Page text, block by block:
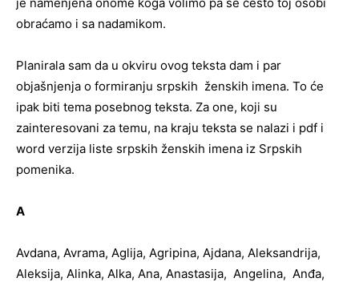
obraćamo i sa nadamikom.
Planirala sam da u okviru ovog teksta dam i par
objašnjenja o formiranju srpskih ženskih imena. To će
ipak biti tema posebnog teksta. Za one, koji su
zainteresovani za temu, na kraju teksta se nalazi i pdf i
word verzija liste srpskih ženskih imena iz Srpskih
pomenika.
A
Avdana, Avrama, Aglija, Agripina, Ajdana, Aleksandrija,
Aleksija, Alinka, Alka, Ana, Anastasija, Angelina, Anđa,